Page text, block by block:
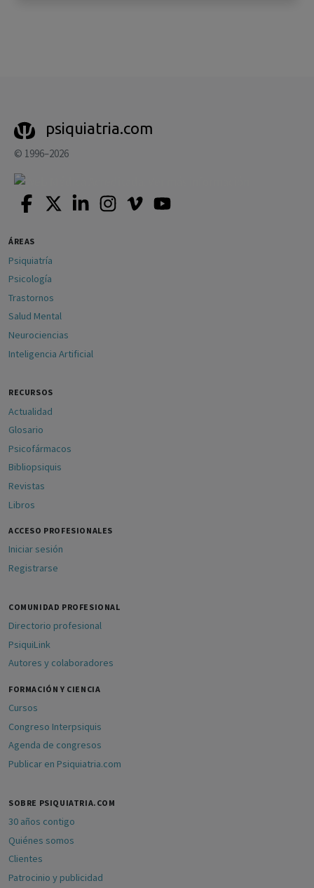
psiquiatria.com
© 1996–2026
ÁREAS
Psiquiatría
Psicología
Trastornos
Salud Mental
Neurociencias
Inteligencia Artificial
RECURSOS
Actualidad
Glosario
Psicofármacos
Bibliopsiquis
Revistas
Libros
ACCESO PROFESIONALES
Iniciar sesión
Registrarse
COMUNIDAD PROFESIONAL
Directorio profesional
PsiquiLink
Autores y colaboradores
FORMACIÓN Y CIENCIA
Cursos
Congreso Interpsiquis
Agenda de congresos
Publicar en Psiquiatria.com
SOBRE PSIQUIATRIA.COM
30 años contigo
Quiénes somos
Clientes
Patrocinio y publicidad